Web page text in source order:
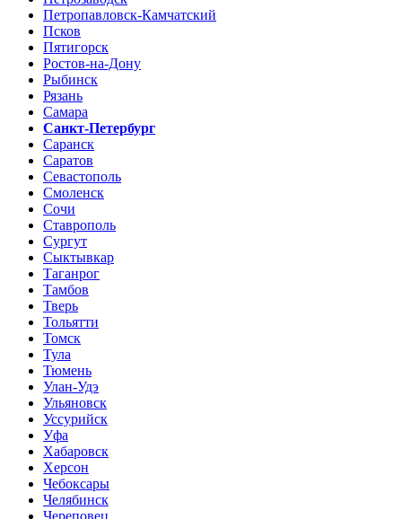
Петропавловск-Камчатский
Псков
Пятигорск
Ростов-на-Дону
Рыбинск
Рязань
Самара
Санкт-Петербург
Саранск
Саратов
Севастополь
Смоленск
Сочи
Ставрополь
Сургут
Сыктывкар
Таганрог
Тамбов
Тверь
Тольятти
Томск
Тула
Тюмень
Улан-Удэ
Ульяновск
Уссурийск
Уфа
Хабаровск
Херсон
Чебоксары
Челябинск